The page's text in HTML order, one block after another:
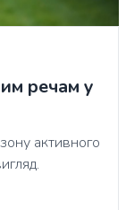
речам у
активного